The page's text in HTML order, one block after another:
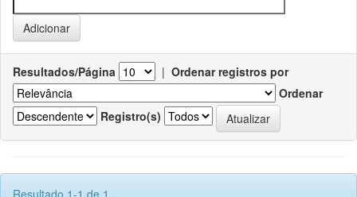
Resultados/Página | Ordenar registros por
Ordenar
Registro(s)
Resultado 1-1 de 1.